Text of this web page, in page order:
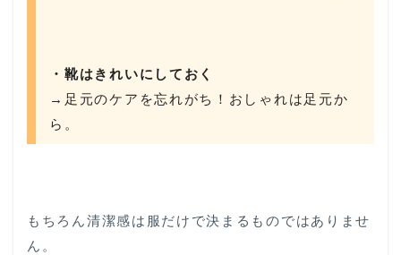
・靴はきれいにしておく
→足元のケアを忘れがち！おしゃれは足元か
ら。
もちろん清潔感は服だけで決まるものではありませ
ん。